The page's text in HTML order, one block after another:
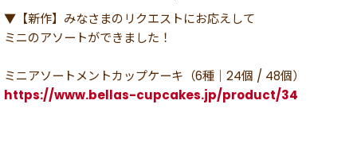
▼【新作】みなさまのリクエストにお応えして
ミニのアソートができました！
ミニアソートメントカップケーキ（6種｜24個 / 48個）
https://www.bellas-cupcakes.jp/product/34